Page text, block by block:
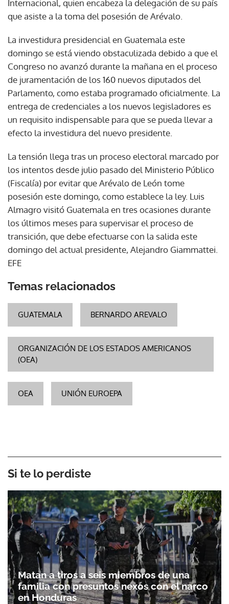
Internacional, quien encabeza la delegación de su país
que asiste a la toma del posesión de Arévalo.
La investidura presidencial en Guatemala este
domingo se está viendo obstaculizada debido a que el
Congreso no avanzó durante la mañana en el proceso
de juramentación de los 160 nuevos diputados del
Parlamento, como estaba programado oficialmente. La
entrega de credenciales a los nuevos legisladores es
un requisito indispensable para que se pueda llevar a
efecto la investidura del nuevo presidente.
La tensión llega tras un proceso electoral marcado por
los intentos desde julio pasado del Ministerio Público
(Fiscalía) por evitar que Arévalo de León tome
posesión este domingo, como establece la ley. Luis
Almagro visitó Guatemala en tres ocasiones durante
los últimos meses para supervisar el proceso de
transición, que debe efectuarse con la salida este
domingo del actual presidente, Alejandro Giammattei.
EFE
Temas relacionados
GUATEMALA BERNARDO AREVALO
ORGANIZACIÓN DE LOS ESTADOS AMERICANOS
(OEA)
OEA UNIÓN EUROEPA
Si te lo perdiste
Matan a tiros a seis miembros de una
familia con presuntos nexos con el narco
en Honduras